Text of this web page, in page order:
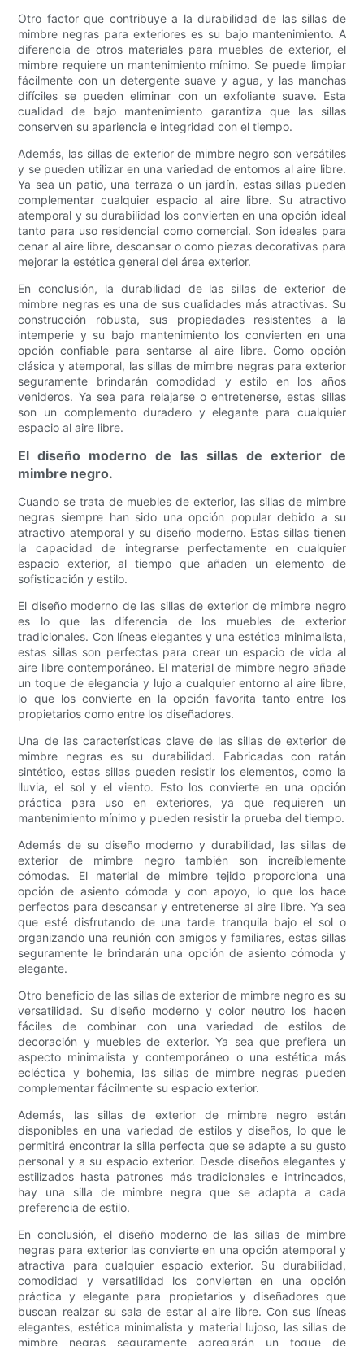
Otro factor que contribuye a la durabilidad de las sillas de
mimbre negras para exteriores es su bajo mantenimiento. A
diferencia de otros materiales para muebles de exterior, el
mimbre requiere un mantenimiento mínimo. Se puede limpiar
fácilmente con un detergente suave y agua, y las manchas
difíciles se pueden eliminar con un exfoliante suave. Esta
cualidad de bajo mantenimiento garantiza que las sillas
conserven su apariencia e integridad con el tiempo.
Además, las sillas de exterior de mimbre negro son versátiles
y se pueden utilizar en una variedad de entornos al aire libre.
Ya sea un patio, una terraza o un jardín, estas sillas pueden
complementar cualquier espacio al aire libre. Su atractivo
atemporal y su durabilidad los convierten en una opción ideal
tanto para uso residencial como comercial. Son ideales para
cenar al aire libre, descansar o como piezas decorativas para
mejorar la estética general del área exterior.
En conclusión, la durabilidad de las sillas de exterior de
mimbre negras es una de sus cualidades más atractivas. Su
construcción robusta, sus propiedades resistentes a la
intemperie y su bajo mantenimiento los convierten en una
opción confiable para sentarse al aire libre. Como opción
clásica y atemporal, las sillas de mimbre negras para exterior
seguramente brindarán comodidad y estilo en los años
venideros. Ya sea para relajarse o entretenerse, estas sillas
son un complemento duradero y elegante para cualquier
espacio al aire libre.
El diseño moderno de las sillas de exterior de
mimbre negro.
Cuando se trata de muebles de exterior, las sillas de mimbre
negras siempre han sido una opción popular debido a su
atractivo atemporal y su diseño moderno. Estas sillas tienen
la capacidad de integrarse perfectamente en cualquier
espacio exterior, al tiempo que añaden un elemento de
sofisticación y estilo.
El diseño moderno de las sillas de exterior de mimbre negro
es lo que las diferencia de los muebles de exterior
tradicionales. Con líneas elegantes y una estética minimalista,
estas sillas son perfectas para crear un espacio de vida al
aire libre contemporáneo. El material de mimbre negro añade
un toque de elegancia y lujo a cualquier entorno al aire libre,
lo que los convierte en la opción favorita tanto entre los
propietarios como entre los diseñadores.
Una de las características clave de las sillas de exterior de
mimbre negras es su durabilidad. Fabricadas con ratán
sintético, estas sillas pueden resistir los elementos, como la
lluvia, el sol y el viento. Esto los convierte en una opción
práctica para uso en exteriores, ya que requieren un
mantenimiento mínimo y pueden resistir la prueba del tiempo.
Además de su diseño moderno y durabilidad, las sillas de
exterior de mimbre negro también son increíblemente
cómodas. El material de mimbre tejido proporciona una
opción de asiento cómoda y con apoyo, lo que los hace
perfectos para descansar y entretenerse al aire libre. Ya sea
que esté disfrutando de una tarde tranquila bajo el sol o
organizando una reunión con amigos y familiares, estas sillas
seguramente le brindarán una opción de asiento cómoda y
elegante.
Otro beneficio de las sillas de exterior de mimbre negro es su
versatilidad. Su diseño moderno y color neutro los hacen
fáciles de combinar con una variedad de estilos de
decoración y muebles de exterior. Ya sea que prefiera un
aspecto minimalista y contemporáneo o una estética más
ecléctica y bohemia, las sillas de mimbre negras pueden
complementar fácilmente su espacio exterior.
Además, las sillas de exterior de mimbre negro están
disponibles en una variedad de estilos y diseños, lo que le
permitirá encontrar la silla perfecta que se adapte a su gusto
personal y a su espacio exterior. Desde diseños elegantes y
estilizados hasta patrones más tradicionales e intrincados,
hay una silla de mimbre negra que se adapta a cada
preferencia de estilo.
En conclusión, el diseño moderno de las sillas de mimbre
negras para exterior las convierte en una opción atemporal y
atractiva para cualquier espacio exterior. Su durabilidad,
comodidad y versatilidad los convierten en una opción
práctica y elegante para propietarios y diseñadores que
buscan realzar su sala de estar al aire libre. Con sus líneas
elegantes, estética minimalista y material lujoso, las sillas de
mimbre negras seguramente agregarán un toque de